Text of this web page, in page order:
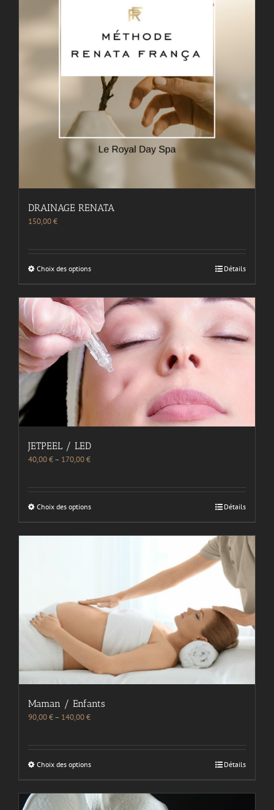
DRAINAGE RENATA
150,00€
Choix des options Détails
JETPEEL / LED
40,00€– 170,00€
Choix des options Détails
Maman / Enfants
90,00€– 140,00€
Choix des options Détails